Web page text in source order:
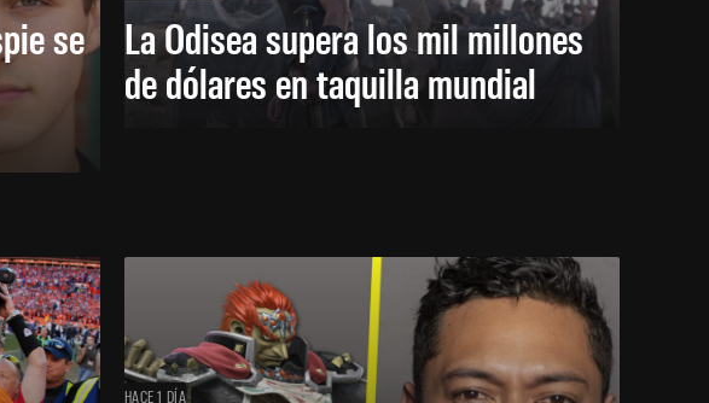
se
La Odisea supera los mil millones
de dólares en taquilla mundial
HACE 1 DÍA